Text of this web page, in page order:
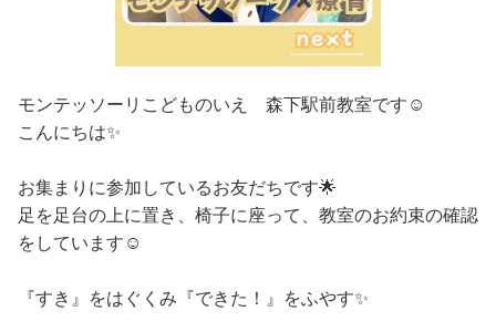
モンテッソーリこどものいえ 森下駅前教室です☺️
こんにちは✨
お集まりに参加しているお友だちです🌟
足を足台の上に置き、椅子に座って、教室のお約束の確認
をしています☺️
『すき』をはぐくみ『できた！』をふやす✨